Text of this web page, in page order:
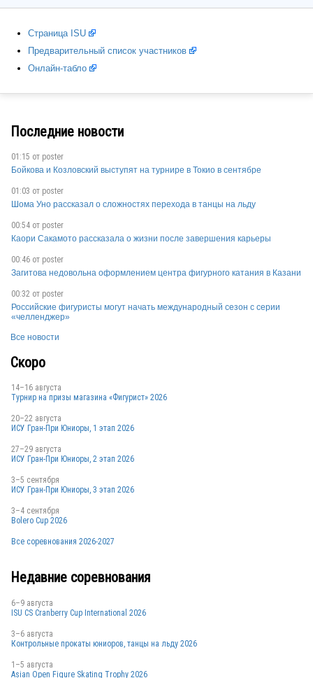
CAN
CRO
FRA
GER
AUT
FRA
POL
UKR
SWE
Страница ISU
Предварительный список участников
Онлайн-табло
Последние новости
01:15 от poster
Бойкова и Козловский выступят на турнире в Токио в сентябре
01:03 от poster
Шома Уно рассказал о сложностях перехода в танцы на льду
00:54 от poster
Каори Сакамото рассказала о жизни после завершения карьеры
00:46 от poster
Загитова недовольна оформлением центра фигурного катания в Казани
00:32 от poster
Российские фигуристы могут начать международный сезон с серии
«челленджер»
Все новости
Скоро
14–16 августа
Турнир на призы магазина «Фигурист» 2026
20–22 августа
ИСУ Гран-При Юниоры, 1 этап 2026
27–29 августа
ИСУ Гран-При Юниоры, 2 этап 2026
3–5 сентября
ИСУ Гран-При Юниоры, 3 этап 2026
3–4 сентября
Bolero Cup 2026
Все соревнования 2026-2027
Недавние соревнования
6–9 августа
ISU CS Cranberry Cup International 2026
3–6 августа
Контрольные прокаты юниоров, танцы на льду 2026
1–5 августа
Asian Open Figure Skating Trophy 2026